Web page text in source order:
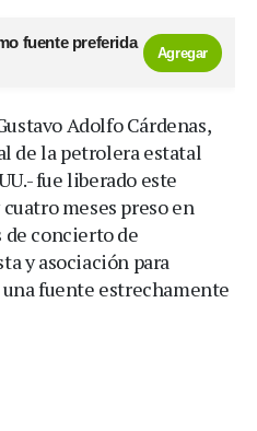
fuente preferida
Agregar
Adolfo Cárdenas,
de la petrolera estatal
fue liberado este
meses preso en
concierto de
y asociación para
fuente estrechamente